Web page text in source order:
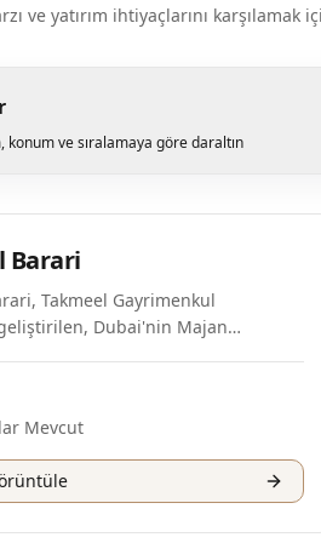
ve yatırım ihtiyaçlarını
konum ve sıralamaya göre daraltın
Barari
Takmeel Gayrimenkul
Dubai'nin Majan
Bu proje, 438 sqft'ten başlayan
sahip 69 özenle tasarlanmış
ve modern yaşamın eşsiz bir
Sakin bir yaşam tarzını,
yeşil alanlar ve huzurlu
Mevcut